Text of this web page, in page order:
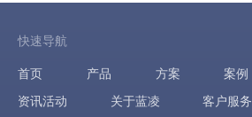
快速导航
首页 产品 方案 案例
资讯活动
关于蓝凌 客户服务